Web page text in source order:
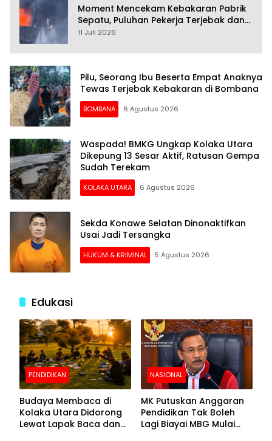
Moment Mencekam Kebakaran Pabrik
Sepatu, Puluhan Pekerja Terjebak dan
28 Orang Tewas
11 Juli 2026
Pilu, Seorang Ibu Beserta Empat Anaknya
Tewas Terjebak Kebakaran di Bombana
BOMBANA 6 Agustus 2026
Waspada! BMKG Ungkap Kolaka Utara
Dikepung 13 Sesar Aktif, Ratusan Gempa
Sudah Terekam
KOLAKA UTARA 6 Agustus 2026
Sekda Konawe Selatan Dinonaktifkan
Usai Jadi Tersangka
HUKUM & KRIMINAL 5 Agustus 2026
Edukasi
PENDIDIKAN
Budaya Membaca di
Kolaka Utara Didorong
Lewat Lapak Baca dan
NASIONAL
MK Putuskan Anggaran
Pendidikan Tak Boleh
Lagi Biayai MBG Mulai